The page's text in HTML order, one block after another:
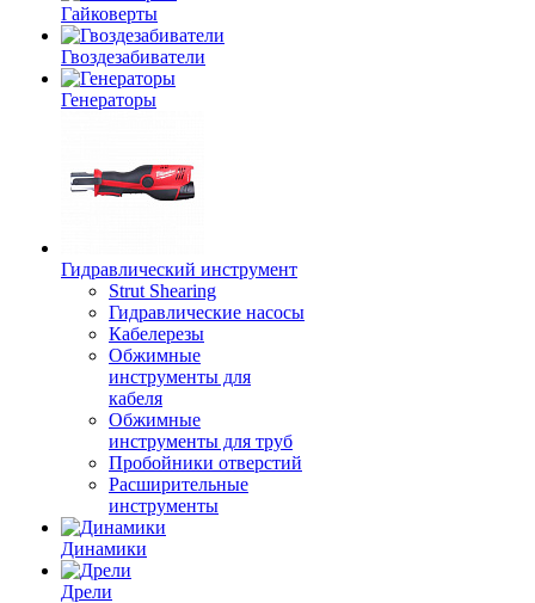
Гайковерты
Гвоздезабиватели
Генераторы
Гидравлический инструмент
Strut Shearing
Гидравлические насосы
Кабелерезы
Обжимные
инструменты для
кабеля
Обжимные
инструменты для труб
Пробойники отверстий
Расширительные
инструменты
Динамики
Дрели